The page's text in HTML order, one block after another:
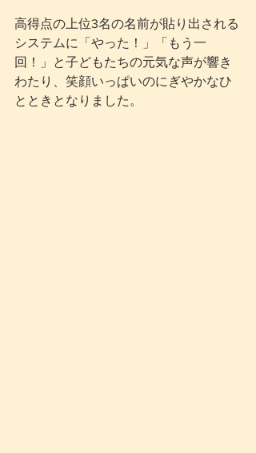
高得点の上位3名の名前が貼り出される
システムに「やった！」「もう一
回！」と子どもたちの元気な声が響き
わたり、笑顔いっぱいのにぎやかなひ
とときとなりました。